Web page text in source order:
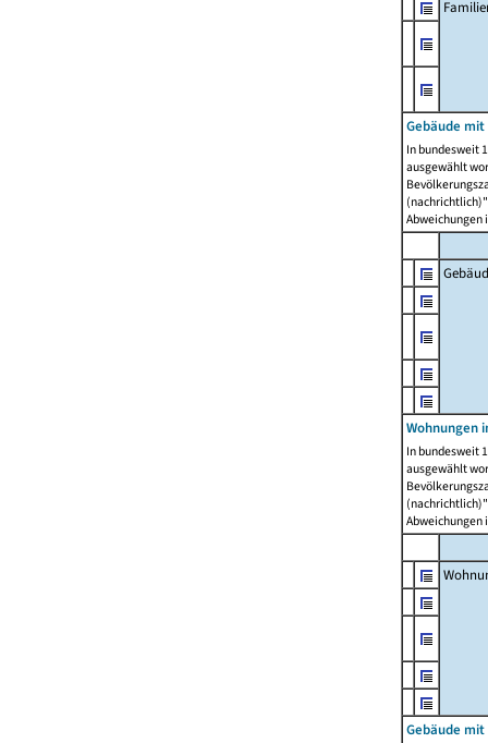
Gebäude
In bundesweit
ausgewählt
Abweichungen
Wohnungen
In bundesweit
ausgewählt
Abweichungen
Gebäude